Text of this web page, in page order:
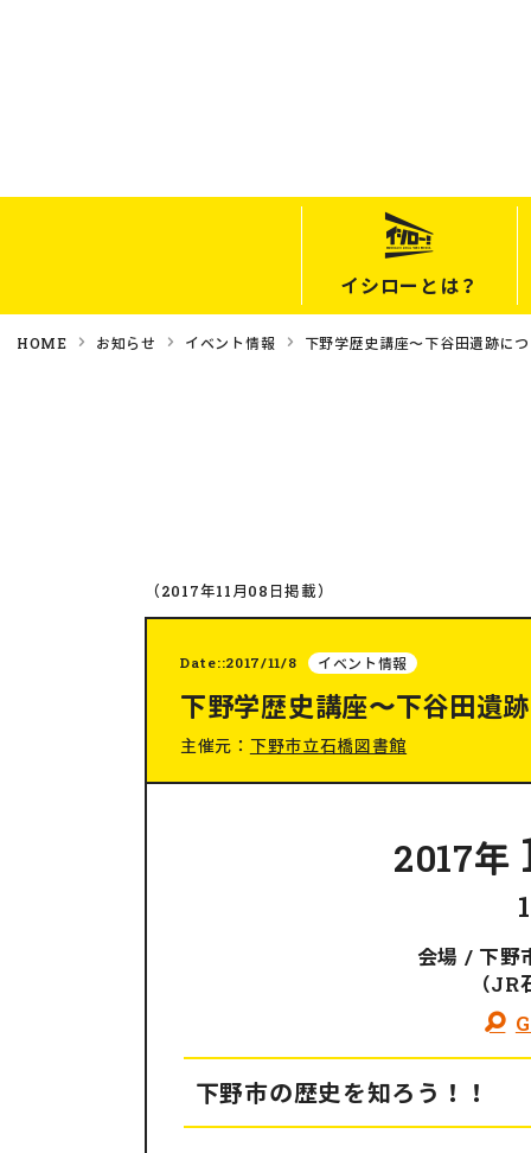
イシローとは？
HOME お知らせ イベント情報 下野学歴史講座〜下谷田遺跡に
（2017年11月08日掲載）
Date::2017/11/8 イベント情報
下野学歴史講座〜下谷田遺
主催元： 下野市立石橋図書館
2017年
会場 / 下野
（
下野市の歴史を知ろう！！